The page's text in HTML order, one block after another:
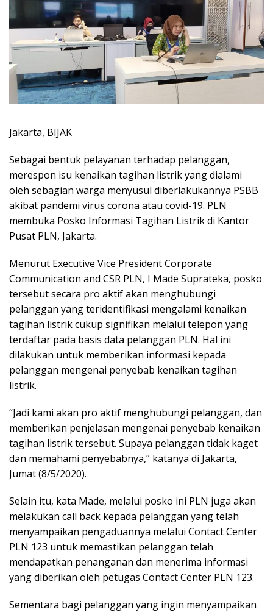
Jakarta, BIJAK
Sebagai bentuk pelayanan terhadap pelanggan,
merespon isu kenaikan tagihan listrik yang dialami
oleh sebagian warga menyusul diberlakukannya PSBB
akibat pandemi virus corona atau covid-19. PLN
membuka Posko Informasi Tagihan Listrik di Kantor
Pusat PLN, Jakarta.
Menurut Executive Vice President Corporate
Communication and CSR PLN, I Made Suprateka, posko
tersebut secara pro aktif akan menghubungi
pelanggan yang teridentifikasi mengalami kenaikan
tagihan listrik cukup signifikan melalui telepon yang
terdaftar pada basis data pelanggan PLN. Hal ini
dilakukan untuk memberikan informasi kepada
pelanggan mengenai penyebab kenaikan tagihan
listrik.
“Jadi kami akan pro aktif menghubungi pelanggan, dan
memberikan penjelasan mengenai penyebab kenaikan
tagihan listrik tersebut. Supaya pelanggan tidak kaget
dan memahami penyebabnya,” katanya di Jakarta,
Jumat (8/5/2020).
Selain itu, kata Made, melalui posko ini PLN juga akan
melakukan call back kepada pelanggan yang telah
menyampaikan pengaduannya melalui Contact Center
PLN 123 untuk memastikan pelanggan telah
mendapatkan penanganan dan menerima informasi
yang diberikan oleh petugas Contact Center PLN 123.
Sementara bagi pelanggan yang ingin menyampaikan